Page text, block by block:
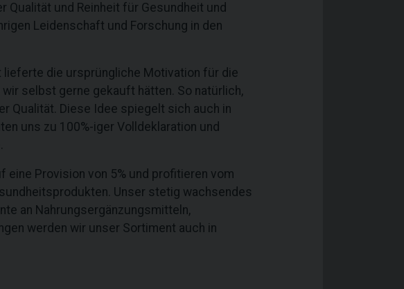
Qualität und Reinheit für Gesundheit und
Leidenschaft und Forschung in den
lieferte die ursprüngliche Motivation für die
selbst gerne gekauft hätten. So natürlich,
Qualität. Diese Idee spiegelt sich auch in
uns zu 100%-iger Volldeklaration und
Provision von 5% und profitieren vom
Unser stetig wachsendes
an Nahrungsergänzungsmitteln,
werden wir unser Sortiment auch in